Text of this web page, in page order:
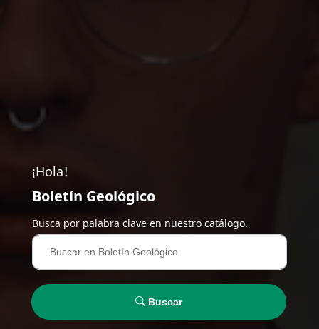
¡Hola!
Boletín Geológico
Busca por palabra clave en nuestro catálogo.
Buscar